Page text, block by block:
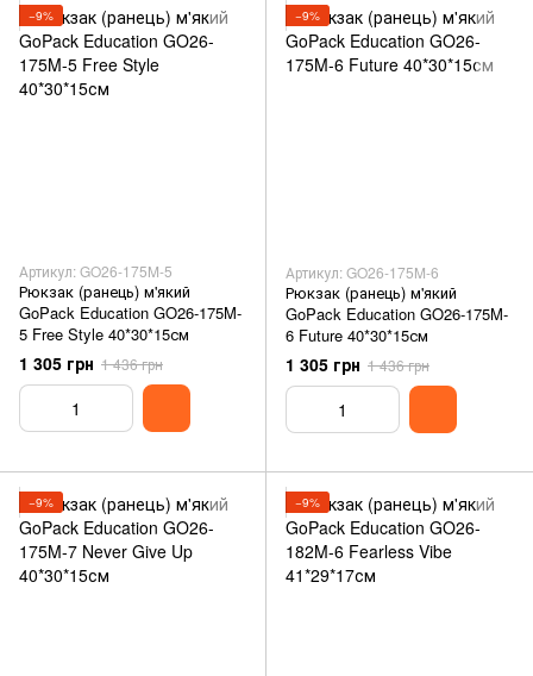
−9%
Артикул: GO26-175M-5
Рюкзак (ранець) м'який
GoPack Education GO26-175M-
5 Free Style 40*30*15см
1 305 грн 1 436 грн
−9%
Артикул: GO26-175M-6
Рюкзак (ранець) м'який
GoPack Education GO26-175M-
6 Future 40*30*15см
1 305 грн 1 436 грн
−9% −9%